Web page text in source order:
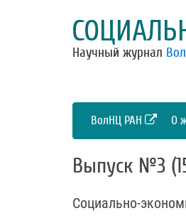
Научный журнал
ВолНЦ РАН О
Выпуск №3
Социально-